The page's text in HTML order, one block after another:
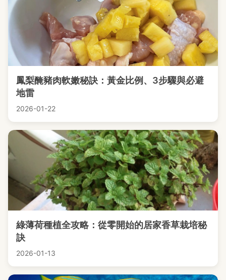
鳳梨醃豬肉軟嫩秘訣：黃金比例、3步驟與必避
地雷
2026-01-22
綠薄荷種植全攻略：從零開始的居家香草栽培秘
訣
2026-01-13